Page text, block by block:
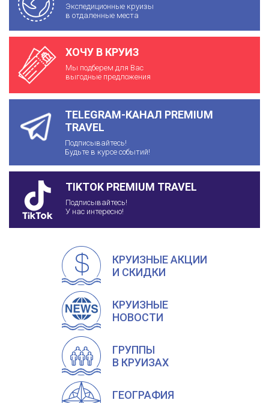
Экспедиционные круизы
в отдаленные места
ХОЧУ В КРУИЗ
Мы подберем для Вас
выгодные предложения
TELEGRAM-КАНАЛ PREMIUM
TRAVEL
Подписывайтесь!
Будьте в курсе событий!
TIKTOK PREMIUM TRAVEL
Подписывайтесь!
У нас интересно!
КРУИЗНЫЕ АКЦИИ
И СКИДКИ
КРУИЗНЫЕ
НОВОСТИ
ГРУППЫ
В КРУИЗАХ
ГЕОГРАФИЯ